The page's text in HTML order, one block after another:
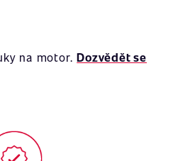
na motor.Dozvědět se